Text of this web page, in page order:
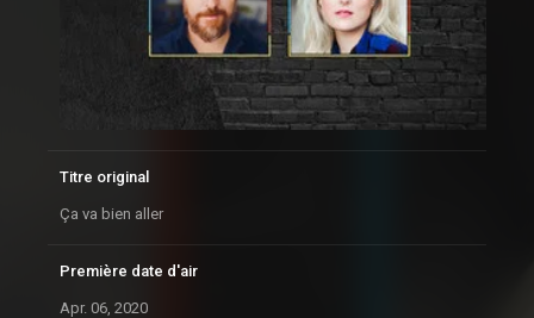
Titre original
Ça va bien aller
Première date d'air
Apr. 06, 2020